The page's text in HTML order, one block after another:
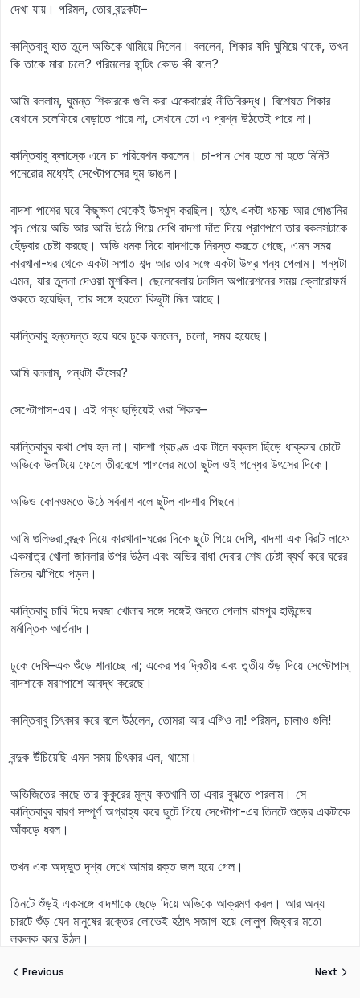
দেখা যায়। পরিমল, তোর বন্দুকটা–
কান্তিবাবু হাত তুলে অভিকে থামিয়ে দিলেন। বললেন, শিকার যদি ঘুমিয়ে থাকে, তখন
কি তাকে মারা চলে? পরিমলের হান্টিং কোড কী বলে?
আমি বললাম, ঘুমন্ত শিকারকে গুলি করা একেবারেই নীতিবিরুদ্ধ। বিশেষত শিকার
যেখানে চলেফিরে বেড়াতে পারে না, সেখানে তো এ প্রশ্ন উঠতেই পারে না।
কান্তিবাবু ফ্লাস্কে এনে চা পরিবেশন করলেন। চা-পান শেষ হতে না হতে মিনিট
পনেরোর মধ্যেই সেপ্টোপাসের ঘুম ভাঙল।
বাদশা পাশের ঘরে কিছুক্ষণ থেকেই উসখুস করছিল। হঠাৎ একটা খচমচ আর গোঙানির
শব্দ পেয়ে অভি আর আমি উঠে গিয়ে দেখি বাদশা দাঁত দিয়ে প্রাণপণে তার বকলসটাকে
হেঁড়বার চেষ্টা করছে। অভি ধমক দিয়ে বাদশাকে নিরস্ত করতে গেছে, এমন সময়
কারখানা-ঘর থেকে একটা সপাত শব্দ আর তার সঙ্গে একটা উগ্র গন্ধ পেলাম। গন্ধটা
এমন, যার তুলনা দেওয়া মুশকিল। ছেলেবেলায় টনসিল অপারেশনের সময় ক্লোরোফর্ম
শুকতে হয়েছিল, তার সঙ্গে হয়তো কিছুটা মিল আছে।
কান্তিবাবু হন্তদন্ত হয়ে ঘরে ঢুকে বললেন, চলো, সময় হয়েছে।
আমি বললাম, গন্ধটা কীসের?
সেপ্টোপাস-এর। এই গন্ধ ছড়িয়েই ওরা শিকার–
কান্তিবাবুর কথা শেষ হল না। বাদশা প্রচণ্ড এক টানে বক্লস ছিঁড়ে ধাক্কার চোটে
অভিকে উলটিয়ে ফেলে তীরবেগে পাগলের মতো ছুটল ওই গন্ধের উৎসের দিকে।
অভিও কোনওমতে উঠে সর্বনাশ বলে ছুটল বাদশার পিছনে।
আমি গুলিভরা বন্দুক নিয়ে কারখানা-ঘরের দিকে ছুটে গিয়ে দেখি, বাদশা এক বিরাট লাফে
একমাত্র খোলা জানলার উপর উঠল এবং অভির বাধা দেবার শেষ চেষ্টা ব্যর্থ করে ঘরের
ভিতর ঝাঁপিয়ে পড়ল।
কান্তিবাবু চাবি দিয়ে দরজা খোলার সঙ্গে সঙ্গেই শুনতে পেলাম রামপুর হাউন্ডের
মর্মান্তিক আর্তনাদ।
ঢুকে দেখি–এক শুঁড়ে শানাচ্ছে না; একের পর দ্বিতীয় এবং তৃতীয় শুঁড় দিয়ে সেপ্টোপাস্
বাদশাকে মরণপাশে আবদ্ধ করেছে।
কান্তিবাবু চিৎকার করে বলে উঠলেন, তোমরা আর এগিও না! পরিমল, চালাও গুলি!
বন্দুক উঁচিয়েছি এমন সময় চিৎকার এল, থামো।
অভিজিতের কাছে তার কুকুরের মূল্য কতখানি তা এবার বুঝতে পারলাম। সে
কান্তিবাবুর বারণ সম্পূর্ণ অগ্রাহ্য করে ছুটে গিয়ে সেপ্টোপা-এর তিনটে শুড়ের একটাকে
আঁকড়ে ধরল।
তখন এক অদ্ভুত দৃশ্য দেখে আমার রক্ত জল হয়ে গেল।
তিনটে শুঁড়ই একসঙ্গে বাদশাকে ছেড়ে দিয়ে অভিকে আক্রমণ করল। আর অন্য
চারটে শুঁড় যেন মানুষের রক্তের লোভেই হঠাৎ সজাগ হয়ে লোলুপ জিহ্বার মতো
লকলক করে উঠল।
কান্তিবাবু আবার বললেন, চালাও–চালাও গুলি! ওই যে মাথা।
Previous Next